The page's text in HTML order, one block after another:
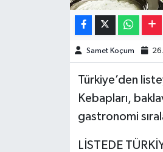
Samet Koçum
Türkiye’den
Kebapları,
gastronomi
LİSTEDE
Video Haber